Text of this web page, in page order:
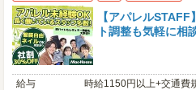
【アパレル
ト調整も気軽に
給与
時給1150円以上+交通費